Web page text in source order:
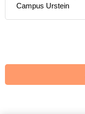
Campus Urstein